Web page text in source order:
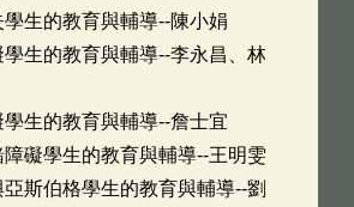
生的教育與輔導--陳小娟
生的教育與輔導--李永昌、林
生的教育與輔導--詹士宜
障礙學生的教育與輔導--王明雯
斯伯格學生的教育與輔導--劉